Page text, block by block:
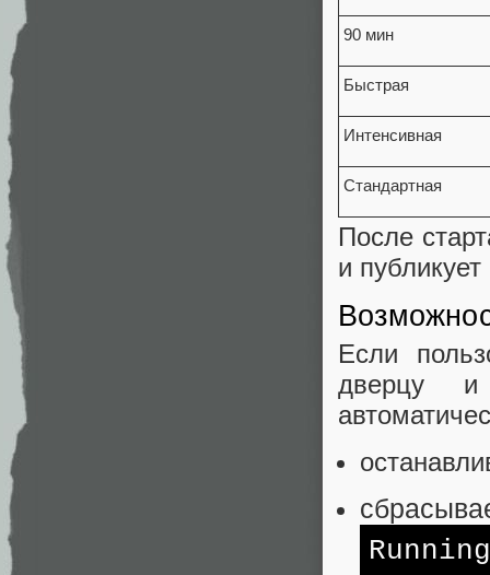
90 мин
Быстрая
Интенсивная
Стандартная
После
и
Если
дверцу и